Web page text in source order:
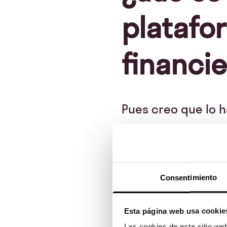
Consentimiento
Esta página web usa
Pues creo que lo
concretas a
realiza
hasta que se
lo haga a un